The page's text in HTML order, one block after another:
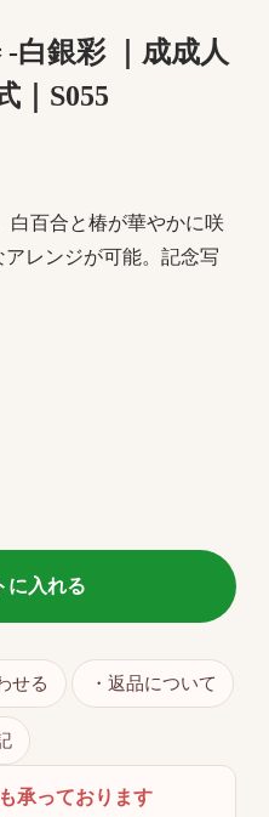
白銀彩 ｜成成人
｜S055
白百合と椿が華やかに咲
レンジが可能。記念写
に入れる
せる ・返品について
承っております